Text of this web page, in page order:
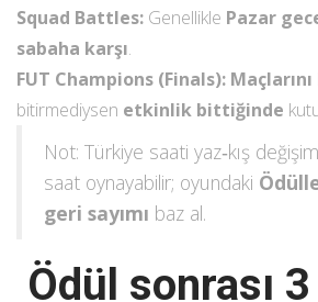
Squad Battles: Genellikle Pazar
sabaha karşı.
FUT Champions (Finals):
bitirmediysen etkinlik bittiğinde
Not: Türkiye saati yaz‐kış
saat oynayabilir; oyundaki
geri sayımı baz al.
Ödül sonrası 3